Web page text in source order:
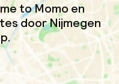
to Momo en
door Nijmegen